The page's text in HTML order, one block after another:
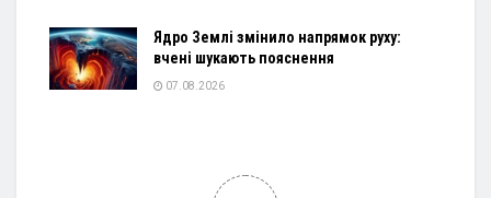
Ядро Землі змінило напрямок руху:
вчені шукають пояснення
07.08.2026